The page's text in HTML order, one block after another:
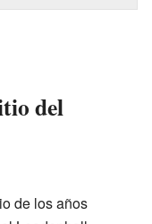
del
de los años